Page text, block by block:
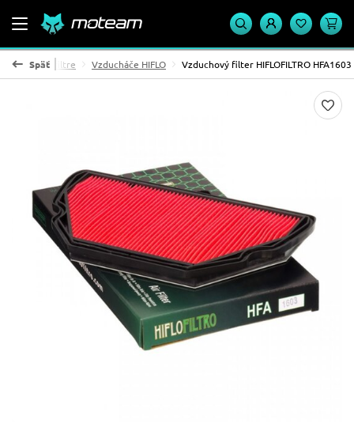
Späť
Vzduchové filtre Vzducháče HIFLO Vzduchový filter HIFLOFILTRO HFA1603